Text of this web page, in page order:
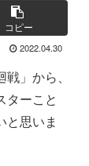
コピー
2022.04.30
」から、
ターこと
と思いま